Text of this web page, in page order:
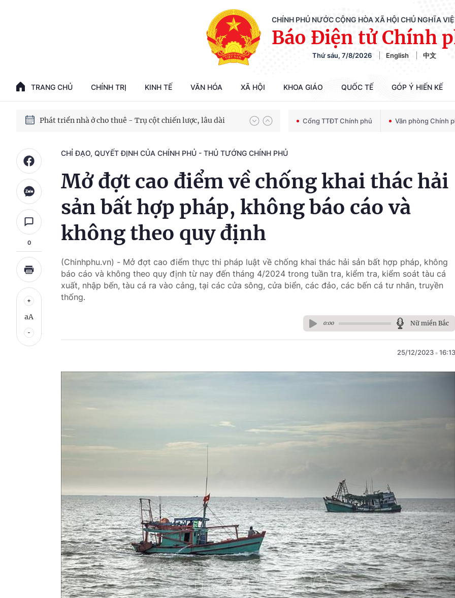
CHÍNH PHỦ NƯỚC CỘNG HÒA XÃ HỘI CHỦ NGHĨA
Báo Điện tử Chính
Thứ sáu, 7/8/2026 English 中文
TRANG CHỦ CHÍNH TRỊ KINH TẾ VĂN HÓA XÃ HỘI KHOA GIÁO QUỐC TẾ GÓP Ý HIẾN KẾ
Phát triển kinh tế nhà nước trong kỷ nguyên mới
Chiến dịch 500 ngày đêm tìm kiếm, quy tập và xác định danh tính hài cốt liệt sĩ
Bảo vệ nền tảng tư tưởng của Đảng trong kỷ nguyên phát triển mới
Phát triển nhà ở cho thuê - Trụ cột chiến lược, lâu dài Cổng TTĐT Chính phủ Văn phòng Chính
0
aA
CHỈ ĐẠO, QUYẾT ĐỊNH CỦA CHÍNH PHỦ - THỦ TƯỚNG CHÍNH PHỦ
Mở đợt cao điểm về chống khai thác hải
sản bất hợp pháp, không báo cáo và
không theo quy định
(Chinhphu.vn) - Mở đợt cao điểm thực thi pháp luật về chống khai thác hải sản bất hợp pháp, không
báo cáo và không theo quy định từ nay đến tháng 4/2024 trong tuần tra, kiểm tra, kiểm soát tàu cá
xuất, nhập bến, tàu cá ra vào cảng, tại các cửa sông, cửa biển, các đảo, các bến cá tư nhân, truyền
thống.
0:00 Nữ miền Bắc
25/12/2023 16:13